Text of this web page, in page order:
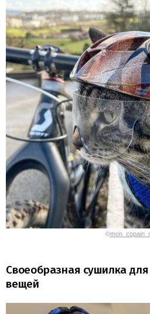
©
Своеобразная сушилка
вещей